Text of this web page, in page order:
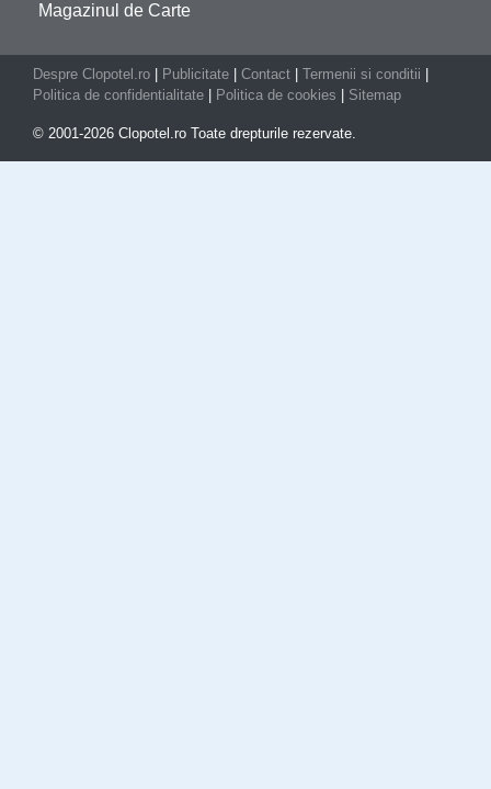
Magazinul de Carte
Despre Clopotel.ro Publicitate Contact Termenii si conditii
Politica de confidentialitate
Politica de cookies Sitemap
© 2001-2026 Clopotel.ro Toate drepturile rezervate.